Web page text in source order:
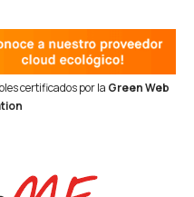
certificados por la Green Web